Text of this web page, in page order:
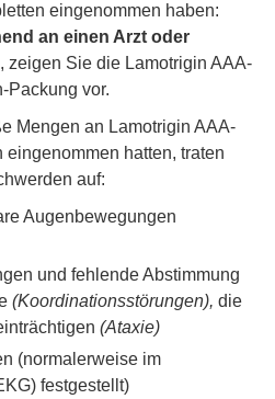
eingenommen haben:
an einen Arzt oder
zeigen Sie die Lamotrigin AAA-
Packung vor.
Mengen an Lamotrigin AAA-
hatten, traten
auf:
Augenbewegungen
und fehlende Abstimmung
(Koordinationsstörungen), die
(Ataxie)
(normalerweise im
festgestellt)